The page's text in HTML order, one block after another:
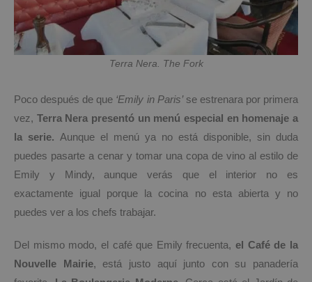
Terra Nera. The Fork
Poco después de que ‘Emily in Paris’se estrenara por primera
vez, Terra Nera presentó un menú especial en homenaje a
la serie. Aunque el menú ya no está disponible, sin duda
puedes pasarte a cenar y tomar una copa de vino al estilo de
Emily y Mindy, aunque verás que el interior no es
exactamente igual porque la cocina no esta abierta y no
puedes ver a los chefs trabajar.
Del mismo modo, el café que Emily frecuenta, el Café de la
Nouvelle Mairie, está justo aquí junto con su panadería